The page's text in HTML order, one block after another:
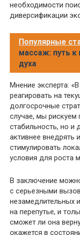
необходимости
диверсификации
Популярные
массаж: путь к
духа
Мнение эксперта:
реагировать на
долгосрочные
случае, мы рискуем
стабильность, но и
активнее внедрять
стимулировать
условия для роста
В заключение
с серьезными
незамедлительных
на перепутье, и
сможет ли она
окажется в